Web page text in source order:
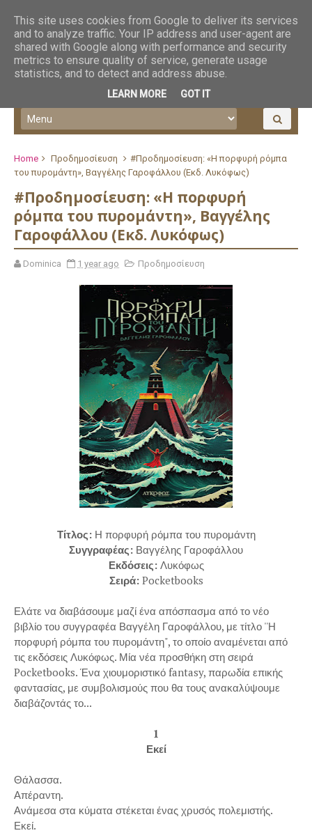
Home Προδημοσίευση
#Προδημοσίευση: «Η πορφυρή ρόμπα
του πυρομάντη», Βαγγέλης Γαροφάλλου (Εκδ. Λυκόφως)
#Προδημοσίευση: «Η πορφυρή
ρόμπα του πυρομάντη», Βαγγέλης
Γαροφάλλου (Εκδ. Λυκόφως)
Dominica 1 year ago Προδημοσίευση
Τίτλος:Η πορφυρή ρόμπα του πυρομάντη
Συγγραφέας: Βαγγέλης Γαροφάλλου
Εκδόσεις:Λυκόφως
Σειρά:Pocketbooks
Ελάτε να διαβάσουμε μαζί ένα απόσπασμα από το νέο
βιβλίο του συγγραφέα Βαγγέλη Γαροφάλλου, με τίτλο ''Η
πορφυρή ρόμπα του πυρομάντη", το οποίο αναμένεται από
τις εκδόσεις Λυκόφως. Μία νέα προσθήκη στη σειρά
Pocketbooks. Ένα χιουμοριστικό fantasy, παρωδία επικής
φαντασίας, με συμβολισμούς που θα τους ανακαλύψουμε
διαβάζοντάς το...
1
Εκεί
Θάλασσα.
Απέραντη.
Ανάμεσα στα κύματα στέκεται ένας χρυσός πολεμιστής.
Εκεί.
This site uses cookies from Google to deliver its services
and to analyze traffic. Your IP address and user-agent are
shared with Google along with performance and security
metrics to ensure quality of service, generate usage
statistics, and to detect and address abuse.
LEARN MORE GOT IT